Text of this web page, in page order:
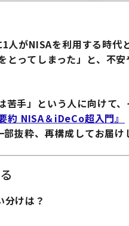
人がNISAを利用する時代
ってしまった」と、不
手」という人に向けて
約 NISA＆iDeCo超入門』
抜粋、再構成してお届け
けは？